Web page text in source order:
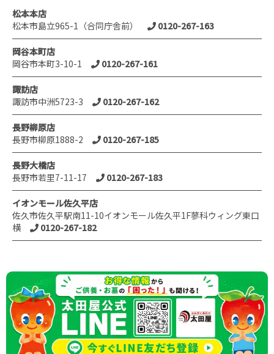
松本本店
松本市島立965-1（合同庁舎前）
0120-267-163
岡谷本町店
岡谷市本町3-10-1
0120-267-161
諏訪店
諏訪市中洲5723-3
0120-267-162
長野柳原店
長野市柳原1888-2
0120-267-185
長野大橋店
長野市若里7-11-17
0120-267-183
イオンモール佐久平店
佐久市佐久平駅南11-10イオンモール佐久平1F蓼科ウィング東口
横
0120-267-182